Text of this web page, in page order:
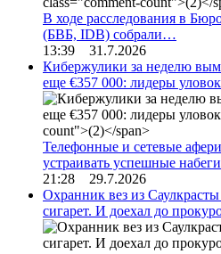
В ходе расследования в
(БВБ, IDB) собрали…
13:39 31.7.2026
Кибержулики за неделю
еще €357 000: лидеры уловок
Телефонные и сетевые
устраивать успешные
21:28 29.7.2026
Охранник вез из
сигарет. И доехал до